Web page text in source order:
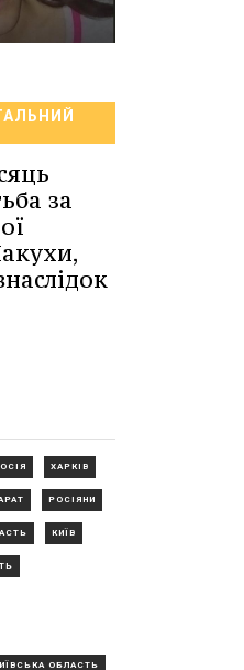
за
ХАРКІВ
РОСІЯНИ
КИЇВ
ОБЛАСТЬ